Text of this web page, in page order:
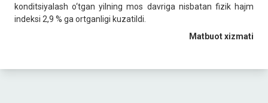
konditsiyalash o‘tgan yilning mos davriga nisbatan fizik hajm
indeksi 2,9 % ga ortganligi kuzatildi.
Matbuot xizmati